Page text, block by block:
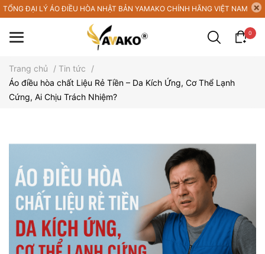
TỔNG ĐẠI LÝ ÁO ĐIỀU HÒA NHẬT BẢN YAMAKO CHÍNH HÃNG VIỆT NAM
0
Trang chủ / Tin tức
/
Áo điều hòa chất Liệu Rẻ Tiền – Da Kích Ứng, Cơ Thể Lạnh
Cứng, Ai Chịu Trách Nhiệm?